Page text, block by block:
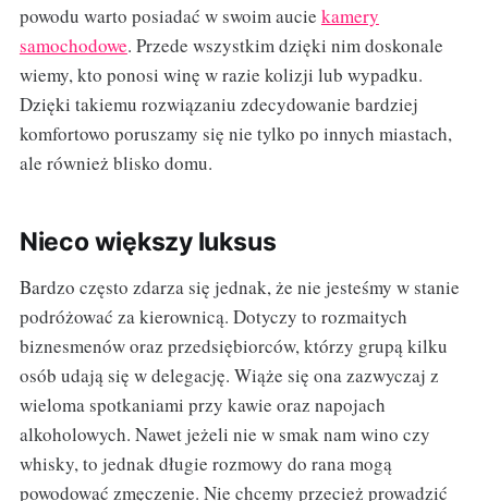
powodu warto posiadać w swoim aucie kamery
samochodowe. Przede wszystkim dzięki nim doskonale
wiemy, kto ponosi winę w razie kolizji lub wypadku.
Dzięki takiemu rozwiązaniu zdecydowanie bardziej
komfortowo poruszamy się nie tylko po innych miastach,
ale również blisko domu.
Nieco większy luksus
Bardzo często zdarza się jednak, że nie jesteśmy w stanie
podróżować za kierownicą. Dotyczy to rozmaitych
biznesmenów oraz przedsiębiorców, którzy grupą kilku
osób udają się w delegację. Wiąże się ona zazwyczaj z
wieloma spotkaniami przy kawie oraz napojach
alkoholowych. Nawet jeżeli nie w smak nam wino czy
whisky, to jednak długie rozmowy do rana mogą
powodować zmęczenie. Nie chcemy przecież prowadzić